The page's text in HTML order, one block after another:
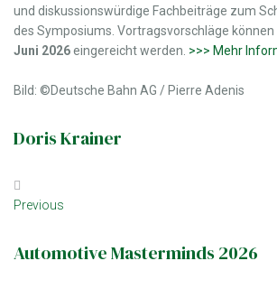
und diskussionswürdige Fachbeiträge zum
des Symposiums. Vortragsvorschläge
Juni 2026eingereicht werden. >>> Mehr
Bild: ©Deutsche Bahn AG / Pierre Adenis
Doris Krainer
Beitrags-
Navigation
Previous
Previous
Automotive Masterminds 2026